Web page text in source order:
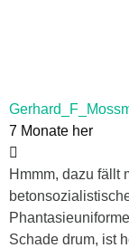
7 Monate her
Hmmm, dazu fällt
Schade drum, ist